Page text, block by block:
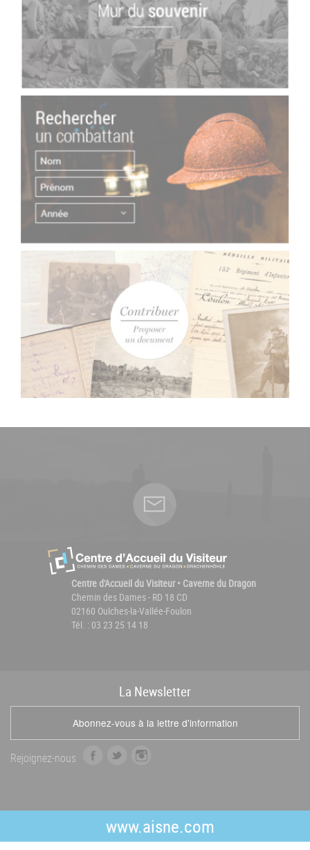
Centre d'Accueil du Visiteur • Caverne du Dragon
Chemin des Dames - RD 18 CD
02160 Oulches-la-Vallée-Foulon
Tél. : 03 23 25 14 18
La Newsletter
Abonnez-vous à la lettre d'information
Rejoignez-nous
b
o
t
e
r
a
g
r
www.aisne.com